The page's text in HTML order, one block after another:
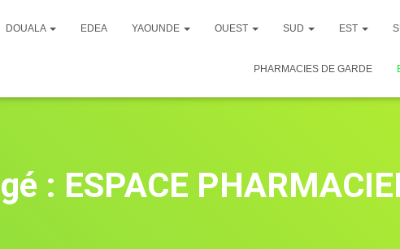
DOUALA EDEA YAOUNDE OUEST SUD EST
PHARMACIES DE GARDE
: ESPACE